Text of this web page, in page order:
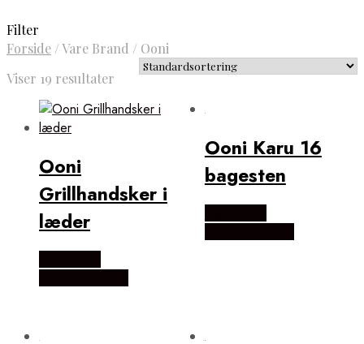
Filter
Forside /Vare Brand / Ooni
Viser 19 resultater
Ooni
Grillhandsker i
læder
Ooni Karu 16
bagesten